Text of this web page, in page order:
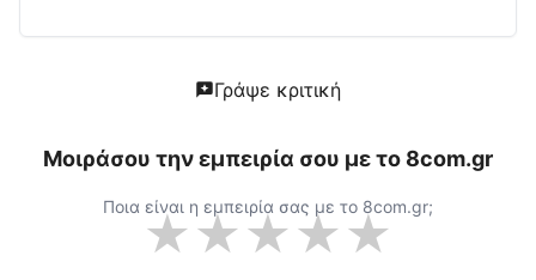
Γράψε κριτική
Μοιράσου την εμπειρία σου με το 8com.gr
Ποια είναι η εμπειρία σας με το 8com.gr;
★★★★★